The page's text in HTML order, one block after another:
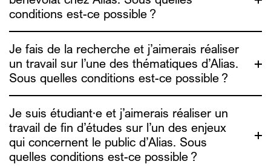
conditions est-ce possible ?
contact@alias.brussels
Je fais de la recherche et j’aimerais réaliser
un travail sur l’une des thématiques d’Alias.
Sous quelles conditions est-ce possible ?
Je suis étudiant·e et j’aimerais réaliser un
travail de fin d’études sur l’un des enjeux
qui concernent le public d’Alias. Sous
quelles conditions est-ce possible ?